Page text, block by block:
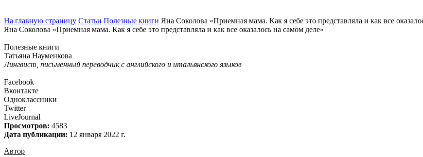
На главную страницу Статьи Полезные книги Яна Соколова «Приемная мама. Как я себе это представляла и как все
Яна Соколова «Приемная мама. Как я себе это представляла и как все оказалось на самом деле»
Полезные книги
Татьяна Науменкова
Лингвист, письменный переводчик с английского и итальянского языков
Facebook
Вконтакте
Одноклассники
Twitter
LiveJournal
Просмотров: 4583
Дата публикации: 12 января 2022 г.
Автор